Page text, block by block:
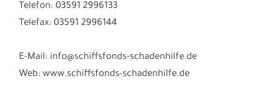
Telefon: 03591 2996133
Telefax: 03591 2996144
E-Mail: info@schiffsfonds-schadenhilfe.de
Web: www.schiffsfonds-schadenhilfe.de